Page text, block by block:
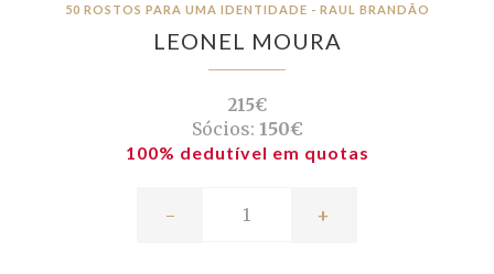
50 ROSTOS PARA UMA IDENTIDADE - RAUL BRANDÃO
LEONEL MOURA
215€
Sócios: 150€
100% dedutível em quotas
- +